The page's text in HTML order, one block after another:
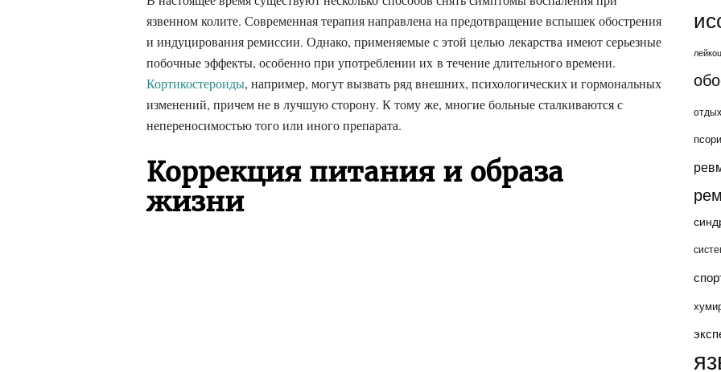
язвенном колите. Современная терапия направлена на предотвращение вспышек обострения
и индуцирования ремиссии. Однако, применяемые с этой целью лекарства имеют серьезные
побочные эффекты, особенно при употреблении их в течение длительного времени.
Кортикостероиды, например, могут вызвать ряд внешних, психологических и гормональных
изменений, причем не в лучшую сторону. К тому же, многие больные сталкиваются с
непереносимостью того или иного препарата.
Коррекция питания и образа
жизни
отдых